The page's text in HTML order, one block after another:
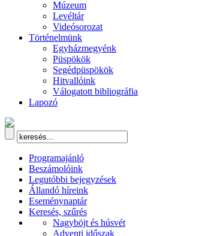
Múzeum
Levéltár
Videósorozat
Történelmünk
Egyházmegyénk
Püspökök
Segédpüspökök
Hitvallóink
Válogatott bibliográfia
Lapozó
Programajánló
Beszámolóink
Legutóbbi bejegyzések
Állandó híreink
Eseménynaptár
Keresés, szűrés
Nagyböjt és húsvét
Adventi időszak